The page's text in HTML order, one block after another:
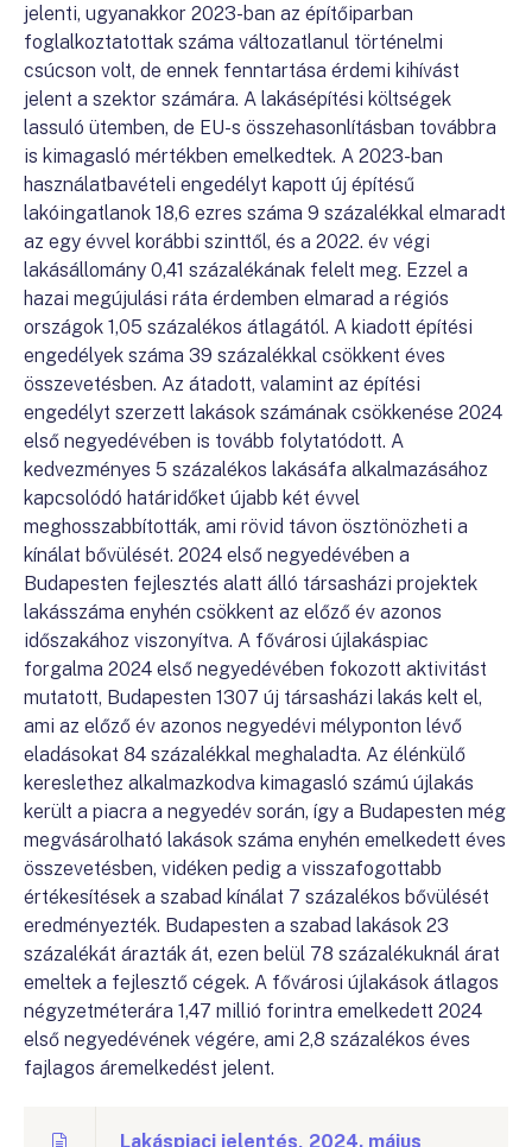
jelenti, ugyanakkor 2023-ban az építőiparban
foglalkoztatottak száma változatlanul történelmi
csúcson volt, de ennek fenntartása érdemi kihívást
jelent a szektor számára. A lakásépítési költségek
lassuló ütemben, de EU-s összehasonlításban továbbra
is kimagasló mértékben emelkedtek. A 2023-ban
használatbavételi engedélyt kapott új építésű
lakóingatlanok 18,6 ezres száma 9 százalékkal elmaradt
az egy évvel korábbi szinttől, és a 2022. év végi
lakásállomány 0,41 százalékának felelt meg. Ezzel a
hazai megújulási ráta érdemben elmarad a régiós
országok 1,05 százalékos átlagától. A kiadott építési
engedélyek száma 39 százalékkal csökkent éves
összevetésben. Az átadott, valamint az építési
engedélyt szerzett lakások számának csökkenése 2024
első negyedévében is tovább folytatódott. A
kedvezményes 5 százalékos lakásáfa alkalmazásához
kapcsolódó határidőket újabb két évvel
meghosszabbították, ami rövid távon ösztönözheti a
kínálat bővülését. 2024 első negyedévében a
Budapesten fejlesztés alatt álló társasházi projektek
lakásszáma enyhén csökkent az előző év azonos
időszakához viszonyítva. A fővárosi újlakáspiac
forgalma 2024 első negyedévében fokozott aktivitást
mutatott, Budapesten 1307 új társasházi lakás kelt el,
ami az előző év azonos negyedévi mélyponton lévő
eladásokat 84 százalékkal meghaladta. Az élénkülő
kereslethez alkalmazkodva kimagasló számú újlakás
került a piacra a negyedév során, így a Budapesten még
megvásárolható lakások száma enyhén emelkedett éves
összevetésben, vidéken pedig a visszafogottabb
értékesítések a szabad kínálat 7 százalékos bővülését
eredményezték. Budapesten a szabad lakások 23
százalékát árazták át, ezen belül 78 százalékuknál árat
emeltek a fejlesztő cégek. A fővárosi újlakások átlagos
négyzetméterára 1,47 millió forintra emelkedett 2024
első negyedévének végére, ami 2,8 százalékos éves
fajlagos áremelkedést jelent.
Lakáspiaci jelentés, 2024. május